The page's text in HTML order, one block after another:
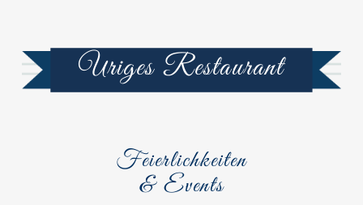
Uriges Restaurant
Feierlichkeiten
& Events